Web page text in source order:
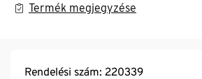
Termék megjegyzése
Rendelési szám: 220339